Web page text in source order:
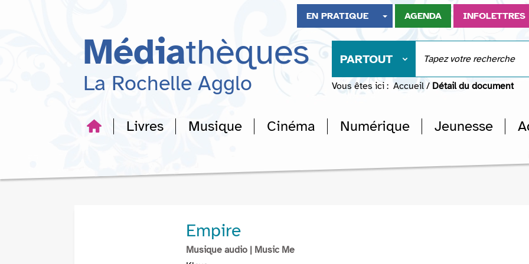
recherche
EN PRATIQUE AGENDA INFOLETTRES
Médiathèques
La Rochelle Agglo
PARTOUT
Vous êtes ici : Accueil / Détail du document
Livres Musique Cinéma Numérique Jeunesse
Empire
Musique audio | Music Me